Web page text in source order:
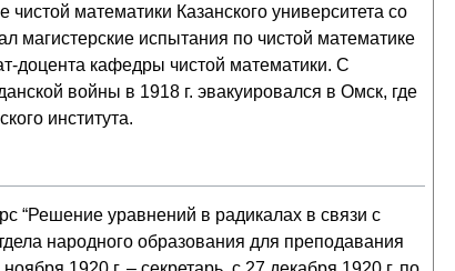
математики Казанского университета со
магистерские испытания по чистой математике
доцента кафедры чистой математики. С
войны в 1918 г. эвакуировался в Омск, где
института.
“Решение уравнений в радикалах в связи с
народного образования для преподавания